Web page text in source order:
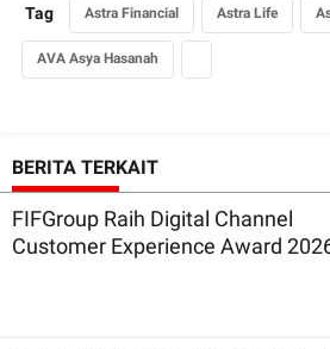
Tag Astra Financial Astra Life
AVA Asya Hasanah
BERITA TERKAIT
FIFGroup Raih Digital Channel
Customer Experience Award